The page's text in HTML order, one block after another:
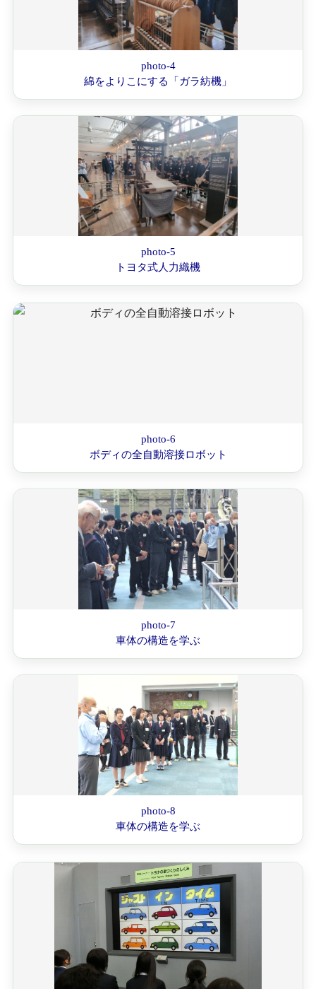
photo-4
綿をよりこにする「ガラ紡機」
photo-5
トヨタ式人力織機
photo-6
ボディの全自動溶接ロボット
photo-7
車体の構造を学ぶ
photo-8
車体の構造を学ぶ